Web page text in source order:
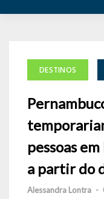
DESTINOS
pessoas
a partir do
Alessandra Lontra -